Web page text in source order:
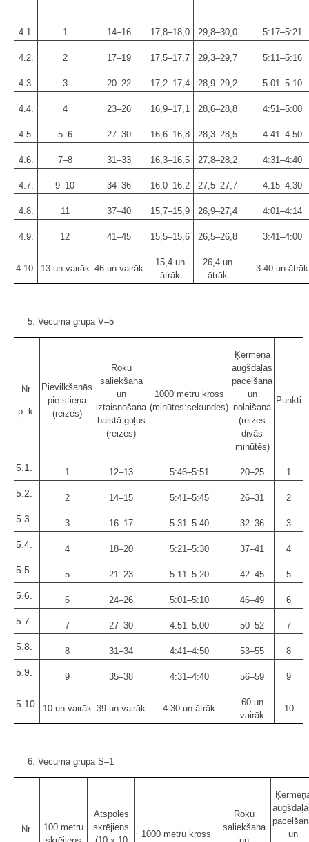
4.1. 1 14–16 17,8–18,0 29,8–30,0 5:17–5:21
4.2. 2 17–19 17,5–17,7 29,3–29,7 5:11–5:16
4.3. 3 20–22 17,2–17,4 28,9–29,2 5:01–5:10
4.4. 4 23–26 16,9–17,1 28,6–28,8 4:51–5:00
4.5. 5–6 27–30 16,6–16,8 28,3–28,5 4:41–4:50
4.6. 7–8 31–33 16,3–16,5 27,8–28,2 4:31–4:40
4.7. 9–10 34–36 16,0–16,2 27,5–27,7 4:15–4:30
4.8. 11 37–40 15,7–15,9 26,9–27,4 4:01–4:14
4.9. 12 41–45 15,5–15,6 26,5–26,8 3:41–4:00
4.10. 13 un vairāk 46 un vairāk
15,4 un
ātrāk
26,4 un
ātrāk
3:40 un ātrāk
5. Vecuma grupa V–5
Nr.
p. k.
Pievilkšanās
pie stieņa
(reizes)
Roku
saliekšana
un
iztaisnošana
balstā guļus
(reizes)
1000 metru kross
(minūtes:sekundes)
Ķermeņa
augšdaļas
pacelšana
un
nolaišana
(reizes
divās
minūtēs)
Punkti
5.1. 1 12–13 5:46–5:51 20–25 1
5.2. 2 14–15 5:41–5:45 26–31 2
5.3. 3 16–17 5:31–5:40 32–36 3
5.4. 4 18–20 5:21–5:30 37–41 4
5.5. 5 21–23 5:11–5:20 42–45 5
5.6. 6 24–26 5:01–5:10 46–49 6
5.7. 7 27–30 4:51–5:00 50–52 7
5.8. 8 31–34 4:41–4:50 53–55 8
5.9. 9 35–38 4:31–4:40 56–59 9
5.10. 10 un vairāk 39 un vairāk 4:30 un ātrāk
60 un
vairāk
10
6. Vecuma grupa S–1
Nr.
100 metru
Atspoles
skrējiens
1000 metru kross
Roku
saliekšana
un